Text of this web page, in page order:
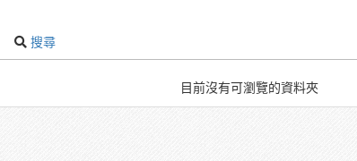
搜尋
目前沒有可瀏覽的資料夾